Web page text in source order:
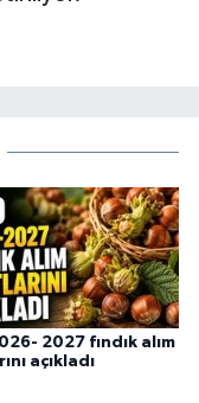
2027 fındık alım
açıkladı